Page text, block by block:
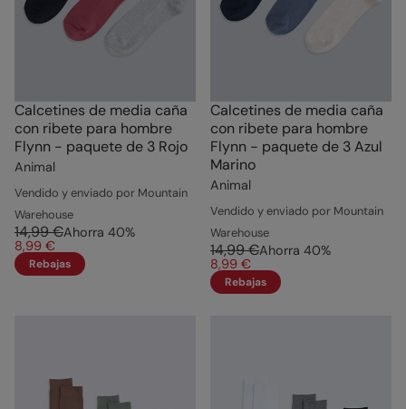
Calcetines de media caña
con ribete para hombre
Flynn - paquete de 3 Rojo
Animal
Vendido y enviado por Mountain
Warehouse
14,99 €Ahorra 40%
8,99 €
Rebajas
Calcetines de media caña
con ribete para hombre
Flynn - paquete de 3 Azul
Marino
Animal
Vendido y enviado por Mountain
Warehouse
14,99 €Ahorra 40%
8,99 €
Rebajas